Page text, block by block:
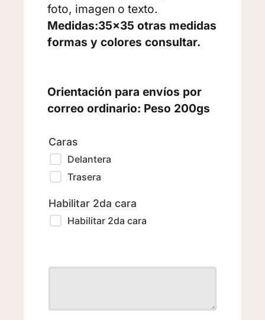
foto, imagen o texto.
Medidas:35×35 otras medidas
formas y colores consultar.
Orientación para envíos por
correo ordinario: Peso 200gs
Caras
Delantera
Trasera
Habilitar 2da cara
Habilitar 2da cara